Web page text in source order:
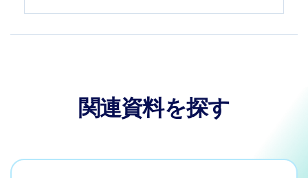
関連資料を探す